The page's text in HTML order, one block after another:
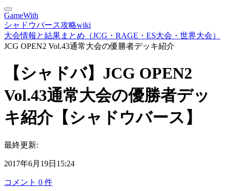
GameWith
シャドウバース攻略wiki
大会情報と結果まとめ（JCG・RAGE・ES大会・世界大会）
JCG OPEN2 Vol.43通常大会の優勝者デッキ紹介
【シャドバ】JCG OPEN2
Vol.43通常大会の優勝者デッ
キ紹介【シャドウバース】
最終更新:
2017年6月19日15:24
コメント 0 件